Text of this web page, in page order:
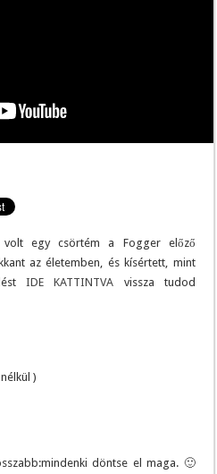
egy csörtém a Fogger előző
az életemben, és kísértett, mint
IDE KATTINTVA vissza tudod
)
döntse el maga. 🙂